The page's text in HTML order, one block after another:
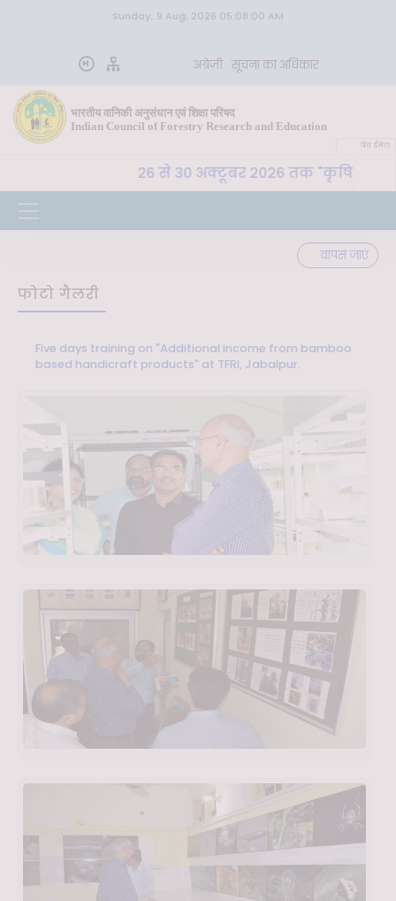
Sunday, 9 Aug, 2026 05:08:00 AM
अंग्रेज़ी सूचना का अधिकार
भारतीय वानिकी अनुसंधान एवं शिक्षा परिषद
Indian Council of Forestry Research and Education
वेब ईमेल
प. , देहरादून 26 से 30 अक्टूबर 2026 तक "कृषि-पर्यावरण
वापस जाएं
फोटो गैलरी
Five days training on "Additional income from bamboo
based handicraft products" at TFRI, Jabalpur.